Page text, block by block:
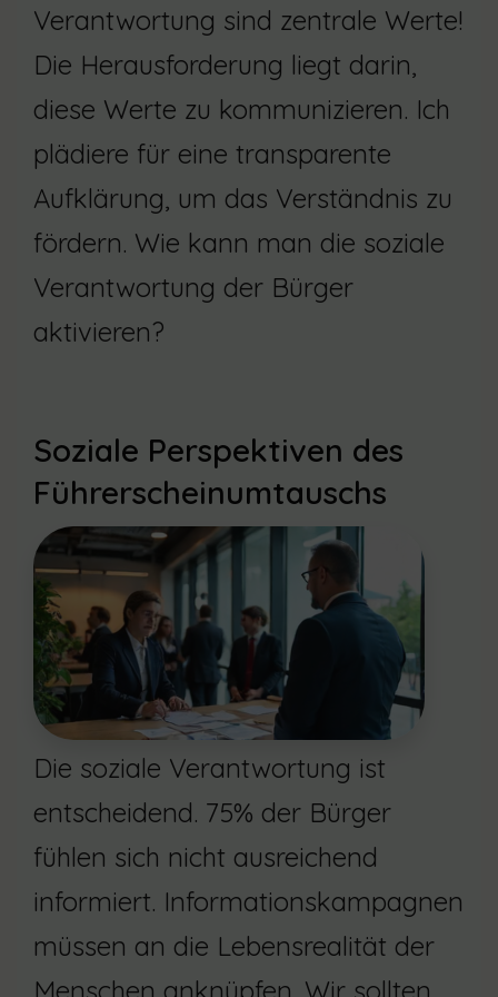
Verantwortung sind zentrale Werte!
Die Herausforderung liegt darin,
diese Werte zu kommunizieren. Ich
plädiere für eine transparente
Aufklärung, um das Verständnis zu
fördern. Wie kann man die soziale
Verantwortung der Bürger
aktivieren?
Soziale Perspektiven des
Führerscheinumtauschs
Die soziale Verantwortung ist
entscheidend. 75% der Bürger
fühlen sich nicht ausreichend
informiert. Informationskampagnen
müssen an die Lebensrealität der